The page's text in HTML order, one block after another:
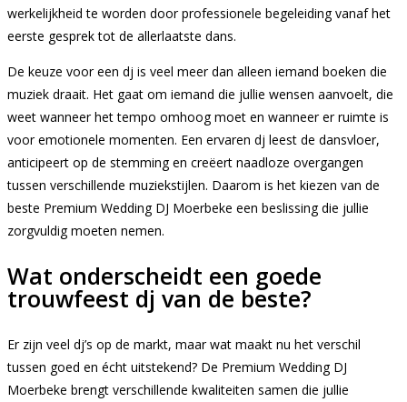
werkelijkheid te worden door professionele begeleiding vanaf het
eerste gesprek tot de allerlaatste dans.
De keuze voor een dj is veel meer dan alleen iemand boeken die
muziek draait. Het gaat om iemand die jullie wensen aanvoelt, die
weet wanneer het tempo omhoog moet en wanneer er ruimte is
voor emotionele momenten. Een ervaren dj leest de dansvloer,
anticipeert op de stemming en creëert naadloze overgangen
tussen verschillende muziekstijlen. Daarom is het kiezen van de
beste Premium Wedding DJ Moerbeke een beslissing die jullie
zorgvuldig moeten nemen.
Wat onderscheidt een goede
trouwfeest dj van de beste?
Er zijn veel dj’s op de markt, maar wat maakt nu het verschil
tussen goed en écht uitstekend? De Premium Wedding DJ
Moerbeke brengt verschillende kwaliteiten samen die jullie